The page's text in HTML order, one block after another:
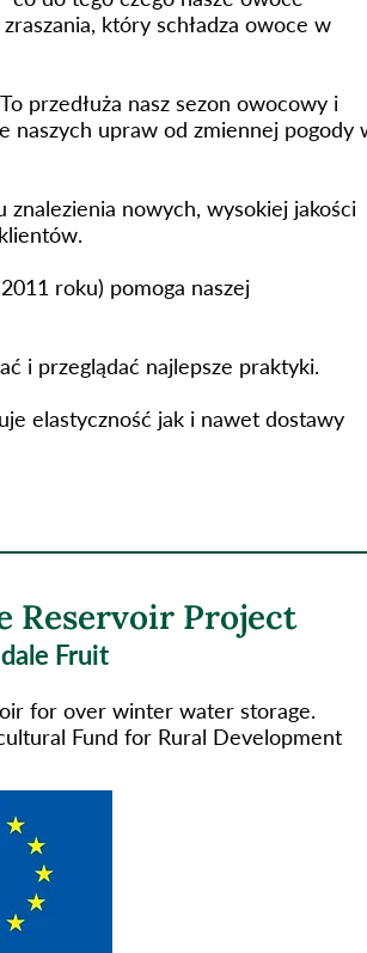
który schładza owoce w
przedłuża nasz sezon owocowy i
naszych upraw od zmiennej pogody
nowych, wysokiej jakości
roku) pomoga naszej
i przeglądać najlepsze praktyki.
elastyczność jak i nawet dostawy
Reservoir Project
Fruit
for over winter water storage.
Fund for Rural Development